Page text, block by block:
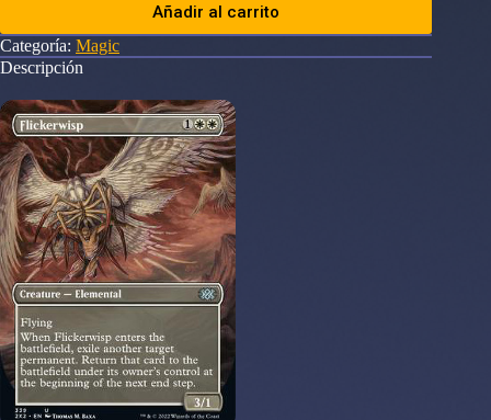
Añadir al carrito
Categoría: Magic
Descripción